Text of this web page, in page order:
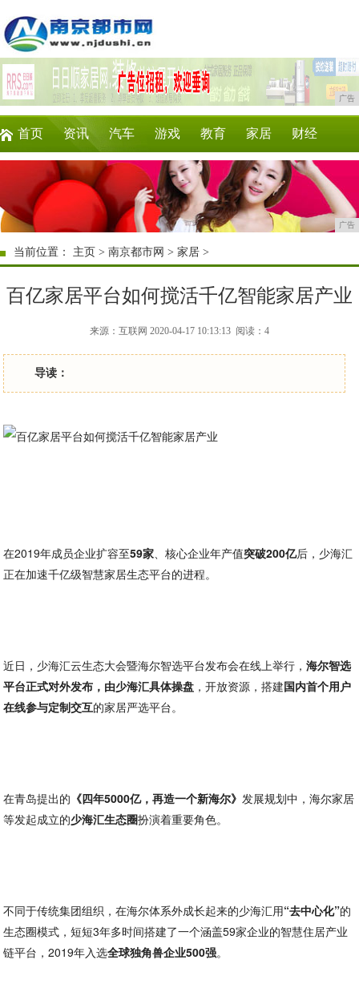
广告
首页 资讯 汽车 游戏 教育 家居 财经
时尚 企业 商讯 微商 消费
广告
当前位置： 主页 >南京都市网 >家居 >
百亿家居平台如何搅活千亿智能家居产业
来源：互联网 2020-04-17 10:13:13 阅读：4
导读：
在2019年成员企业扩容至59家、核心企业年产值突破200亿后，少海汇
正在加速千亿级智慧家居生态平台的进程。
近日，少海汇云生态大会暨海尔智选平台发布会在线上举行，海尔智选
平台正式对外发布，由少海汇具体操盘 ，开放资源，搭建国内首个用户
在线参与定制交互的家居严选平台。
在青岛提出的 《四年5000亿，再造一个新海尔》发展规划中，海尔家居
等发起成立的少海汇生态圈扮演着重要角色。
不同于传统集团组织，在海尔体系外成长起来的少海汇用“去中心化”的
生态圈模式，短短3年多时间搭建了一个涵盖59家企业的智慧住居产业
链平台，2019年入选全球独角兽企业500强。